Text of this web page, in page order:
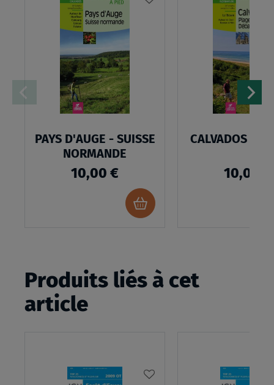
PAYS D'AUGE - SUISSE
NORMANDE
10,00 €
Ajouter
au
CALVADOS LE
10,00 €
Produits liés à cet
article